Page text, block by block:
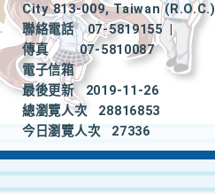
City 813-009, Taiwan (R.O.C.)
聯絡電話
07-5819155
|
傳真
07-5810087
電子信箱
最後更新
2019-11-26
總瀏覽人次
28816853
今日瀏覽人次
27336